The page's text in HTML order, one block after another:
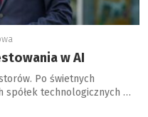
w AI
Po świetnych
spółek technologicznych …